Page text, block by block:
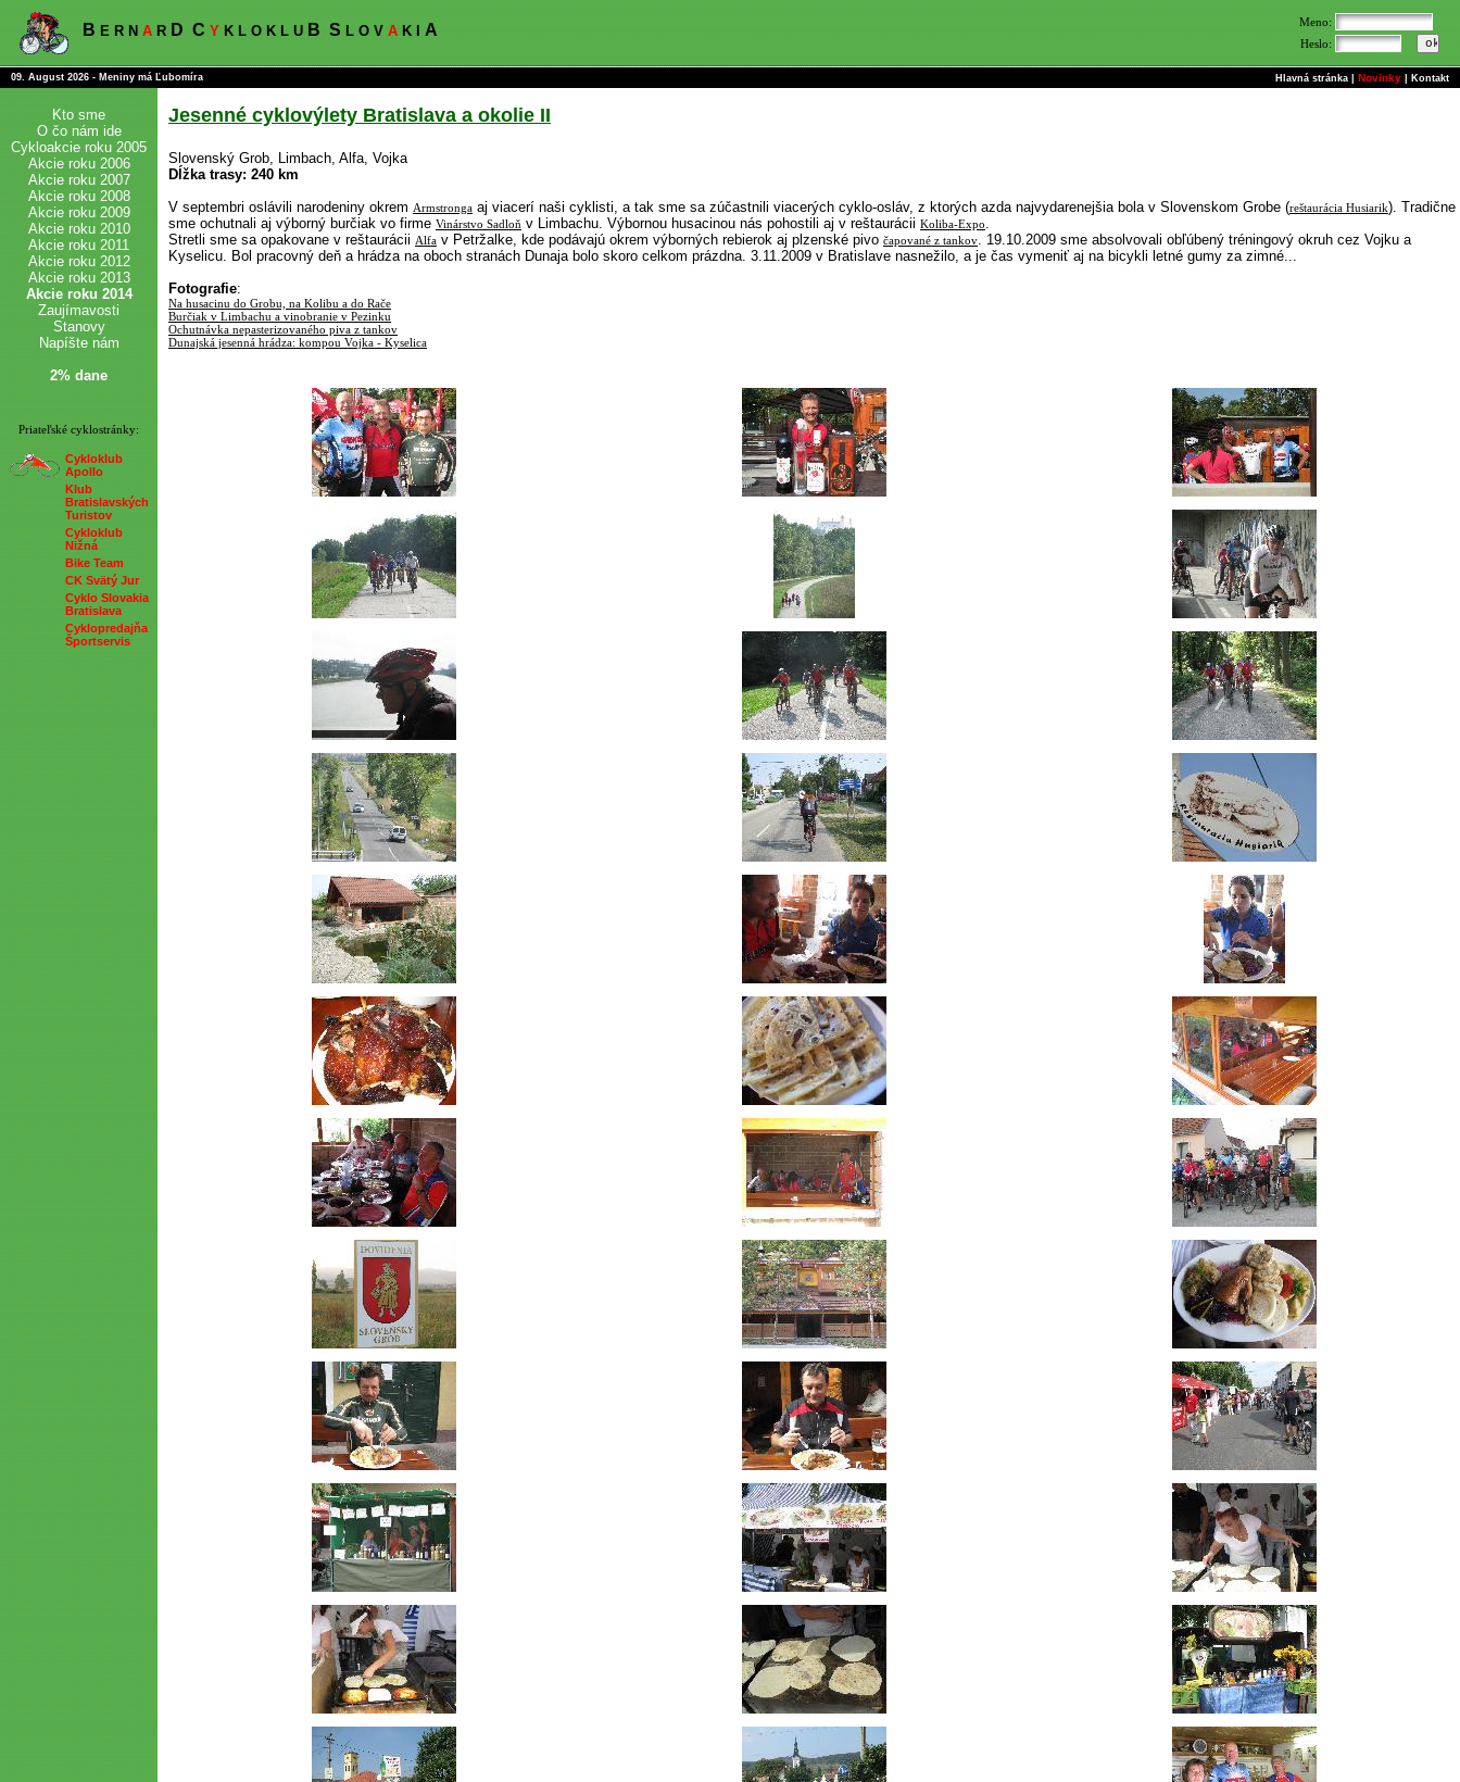
B E R N A R D C Y K L O K L U B S L O V A K I A
Meno:
Heslo:
09. August 2026 - Meniny má Ľubomíra Hlavná stránka Novinky Kontakt
Kto sme
O čo nám ide
Cykloakcie roku 2005
Akcie roku 2006
Akcie roku 2007
Akcie roku 2008
Akcie roku 2009
Akcie roku 2010
Akcie roku 2011
Akcie roku 2012
Akcie roku 2013
Akcie roku 2014
Zaujímavosti
Stanovy
Napíšte nám
2% dane
Priateľské cyklostránky:
Cykloklub
Apollo
Klub
Bratislavských
Turistov
Cykloklub
Nižná
Bike Team
CK Svätý Jur
Cyklo Slovakia
Bratislava
Cyklopredajňa
Športservis
Jesenné cyklovýlety Bratislava a okolie II
Slovenský Grob, Limbach, Alfa, Vojka
Dĺžka trasy: 240 km
V septembri oslávili narodeniny okrem Armstronga aj viacerí naši cyklisti, a tak sme sa zúčastnili viacerých cyklo-osláv, z ktorých azda najvydarenejšia bola v Slovenskom Grobe (reštaurácia Husiarik). Tradične
sme ochutnali aj výborný burčiak vo firme Vinárstvo Sadloň v Limbachu. Výbornou husacinou nás pohostili aj v reštaurácii Koliba-Expo.
Stretli sme sa opakovane v reštaurácii Alfa v Petržalke, kde podávajú okrem výborných rebierok aj plzenské pivo čapované z tankov. 19.10.2009 sme absolvovali obľúbený tréningový okruh cez Vojku a
Kyselicu. Bol pracovný deň a hrádza na oboch stranách Dunaja bolo skoro celkom prázdna. 3.11.2009 v Bratislave nasnežilo, a je čas vymeniť aj na bicykli letné gumy za zimné...
Fotografie:
Na husacinu do Grobu, na Kolibu a do Rače
Burčiak v Limbachu a vinobranie v Pezinku
Ochutnávka nepasterizovaného piva z tankov
Dunajská jesenná hrádza: kompou Vojka - Kyselica